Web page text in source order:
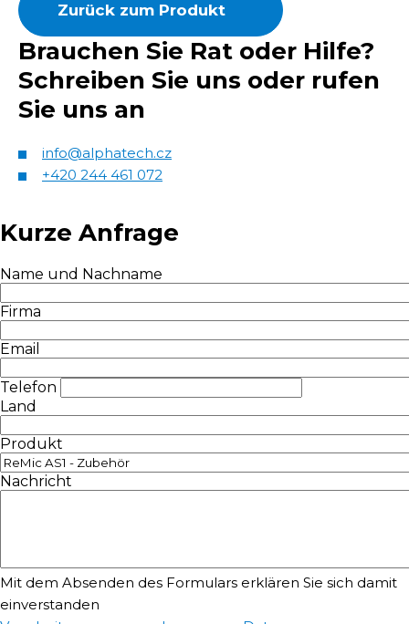
Zurück zum Produkt
Brauchen Sie Rat oder Hilfe?
Schreiben Sie uns oder rufen
Sie uns an
info@alphatech.cz
+420 244 461 072
Kurze Anfrage
Name und Nachname
Firma
Email
Telefon
Land
Produkt
Nachricht
Mit dem Absenden des Formulars erklären Sie sich damit
einverstanden